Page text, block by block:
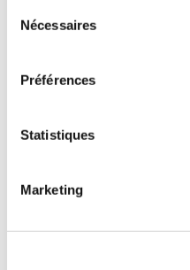
Nécessaires
Préférences
Statistiques
Marketing
sécurité. Implanté
97438 SAINTE MARIE
Téléphone :